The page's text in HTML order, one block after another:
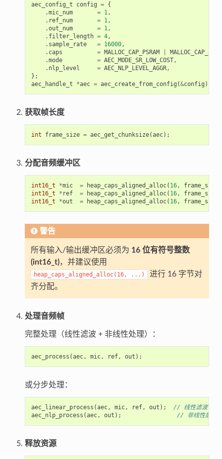
aec_config_t config = {
.mic_num = 1,
. ref_num = 1,
.out_num = 1,
. filter_length = 4,
. sample_rate = 16000,
. caps = MALLOC_CAP_PSRAM MALLOC_CAP_8BIT
.mode = AEC_MODE_SR_LOW_COST,
. nlp_level = AEC_NLP_LEVEL_AGGR,
};
aec_handle_t
*aec = aec_create_from_config (&config );
获取帧长度
int frame_size = aec_get_chunksize(aec);
分配音频缓冲区
int16_t *mic = heap_caps_aligned_alloc( 16, frame_size
int16_t
* ref = heap_caps_aligned_alloc( 16, frame_size
int16_t
*out = heap_caps_aligned_alloc( 16, frame_size
警告
所有输入/输出缓冲区必须为 16 位有符号整数
(int16_t)，并建议使用
heap_caps_aligned_alloc(16, ...)
进行 16 字节对
齐分配。
处理音频帧
完整处理（线性滤波 + 非线性处理）：
aec_process (aec, mic, ref, out );
或分步处理：
aec_linear_process (aec, mic, ref, out );
// 线性滤波
aec_nlp_process (aec, out ); // 非线性后处理
释放资源